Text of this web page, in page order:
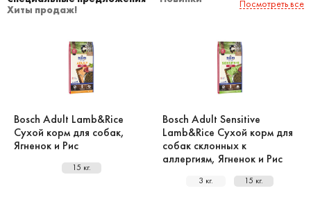
Хиты продаж!
Посмотреть все
Bosch Adult Lamb&Rice
Сухой корм для собак,
Ягненок и Рис
15 кг.
Bosch Adult Sensitive
Lamb&Rice Сухой корм для
собак склонных к
аллергиям, Ягненок и Рис
3 кг. 15 кг.